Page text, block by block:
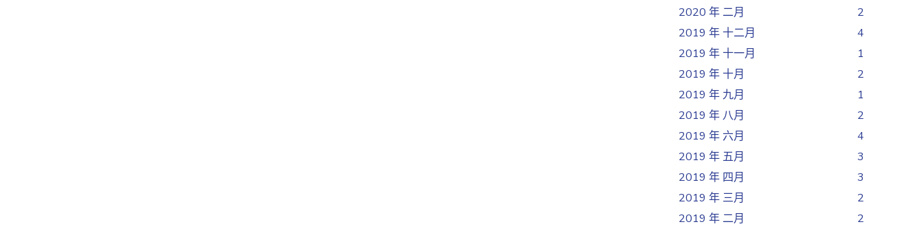
2020 年 二月
2
2019 年 十二月
4
2019 年 十一月
1
2019 年 十月
2
2019 年 九月
1
2019 年 八月
2
2019 年 六月
4
2019 年 五月
3
2019 年 四月
3
2019 年 三月
2
2019 年 二月
2